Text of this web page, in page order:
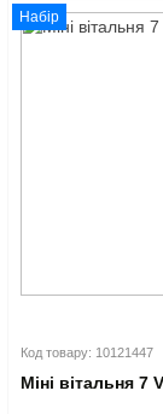
Набір
Код товару: 10121447
Міні вітальня 7